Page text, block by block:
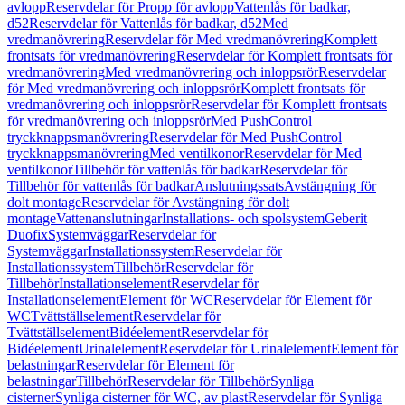
avloppReservdelar för Propp för avloppVattenlås för badkar,
d52Reservdelar för Vattenlås för badkar, d52Med
vredmanövreringReservdelar för Med vredmanövreringKomplett
frontsats för vredmanövreringReservdelar för Komplett frontsats för
vredmanövreringMed vredmanövrering och inloppsrörReservdelar
för Med vredmanövrering och inloppsrörKomplett frontsats för
vredmanövrering och inloppsrörReservdelar för Komplett frontsats
för vredmanövrering och inloppsrörMed PushControl
tryckknappsmanövreringReservdelar för Med PushControl
tryckknappsmanövreringMed ventilkonorReservdelar för Med
ventilkonorTillbehör för vattenlås för badkarReservdelar för
Tillbehör för vattenlås för badkarAnslutningssatsAvstängning för
dolt montageReservdelar för Avstängning för dolt
montageVattenanslutningarInstallations- och spolsystemGeberit
DuofixSystemväggarReservdelar för
SystemväggarInstallationssystemReservdelar för
InstallationssystemTillbehörReservdelar för
TillbehörInstallationselementReservdelar för
InstallationselementElement för WCReservdelar för Element för
WCTvättställselementReservdelar för
TvättställselementBidéelementReservdelar för
BidéelementUrinalelementReservdelar för UrinalelementElement för
belastningarReservdelar för Element för
belastningarTillbehörReservdelar för TillbehörSynliga
cisternerSynliga cisterner för WC, av plastReservdelar för Synliga